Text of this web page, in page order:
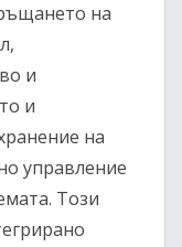
на
и
и
на
управление
Този